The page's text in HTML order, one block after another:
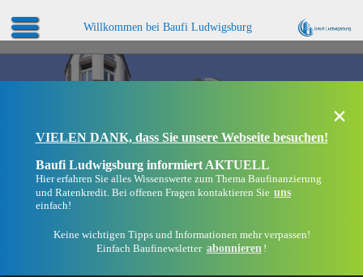
Willkommen bei Baufi Ludwigsburg
×
VIELEN DANK, dass Sie unsere Webseite besuchen!
Baufi Ludwigsburg informiert AKTUELL
Hier erfahren Sie alles Wissenswerte zum Thema Baufinanzierung
und Ratenkredit. Bei offenen Fragen kontaktieren Sie uns
einfach!
Keine wichtigen Tipps und Informationen mehr verpassen!
Einfach Baufinewsletter abonnieren !